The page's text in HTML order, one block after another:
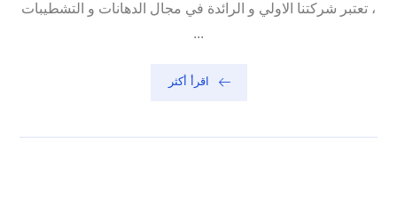
، تعتبر شركتنا الاولي و الرائدة في مجال الدهانات و التشطيبات
...
اقرأ أكثر